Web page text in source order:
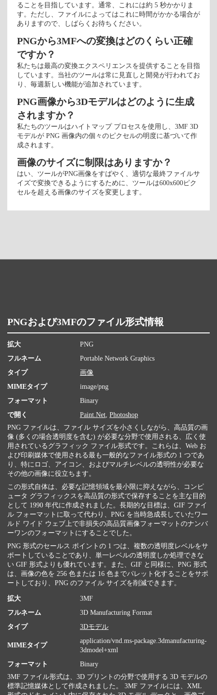
ることを目指しています。通常、これには約 5 秒かかりま
す。ただし、ファイルによってはこれに時間がかかる場合が
ありますので、しばらくお待ちください。
PNGから3MFへの変換はどのくらい正確
ですか？
私たちは最高の変換エクスペリエンスを提供することを目指
しています。当社のツールは常に見直しと開発が行われてお
り、毎週新しい機能が追加されています。
PNG画像から3Dモデルはどのように生成
されますか？
私たちのツールはハイトマップ プロセスを使用し、3MF 3D
モデルが PNG 画像内の個々のピクセルの明度に基づいて作
成されます。
画像のサイズに制限はありますか？
はい、ツールがPNG画像をすばやく、適切な最終ファイルサ
イズで変換できるようにするために、ツールは600x600ピク
セルを超える画像のサイズを変更します。
PNGおよび3MFのファイル形式情報
拡大
PNG
フルネーム
Portable Network Graphics
タイプ
画像
MIMEタイプ
image/png
フォーマット
Binary
で開く
Paint.Net, Photoshop
PNG ファイルは、ファイル サイズを小さくしながら、高品質の画
像 (多くの場合透明度を含む) が必要な分野で使用される、広く使
用されているグラフィック ファイル形式です。これらは、Web お
よび印刷媒体で使用される最も一般的なファイル形式の 1 つであ
り、特にロゴ、アイコン、およびマルチレベルの透明性が必要な
その他の画像に役立ちます。
この形式自体は、必要な記憶領域を最小限に抑えながら、コンピ
ュータ グラフィックスを高品質の形式で保存することを主な目的
として 1990 年代に作成されました。長期的な目標は、GIF ファイ
ル フォーマットに取って代わり、PNG を当時急成長していたワー
ルド ワイド ウェブ上で非損失の高品質画像フォーマットのナンバ
ーワンのフォーマットにすることでした。
PNG 形式のセールス ポイントの 1 つは、複数の透明度レベルをサ
ポートしていることであり、単一レベルの透明度しか処理できな
い GIF 形式よりも優れています。また、GIF と同様に、PNG 形式
は、画像の色を 256 色または 16 色までパレット化することをサポ
ートしており、PNG のファイル サイズを削減できます。
拡大
3MF
フルネーム
3D Manufacturing Format
タイプ
3Dモデル
MIMEタイプ
application/vnd.ms-package.3dmanufacturing-
3dmodel+xml
フォーマット
Binary
3MF ファイル形式は、3D プリントの分野で使用する 3D モデルの
標準記憶媒体として作成されました。 3MF ファイルには、XML